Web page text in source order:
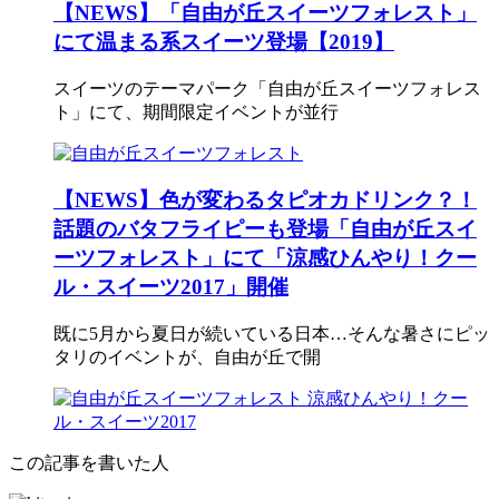
【NEWS】「自由が丘スイーツフォレスト」
にて温まる系スイーツ登場【2019】
スイーツのテーマパーク「自由が丘スイーツフォレス
ト」にて、期間限定イベントが並行
【NEWS】色が変わるタピオカドリンク？！
話題のバタフライピーも登場「自由が丘スイ
ーツフォレスト」にて「涼感ひんやり！クー
ル・スイーツ2017」開催
既に5月から夏日が続いている日本…そんな暑さにピッ
タリのイベントが、自由が丘で開
この記事を書いた人